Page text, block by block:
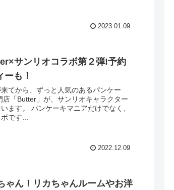
2023.01.09
サンリオコラボ第２弾!予約
も！
てから、ずっと人気のあるパンケー
「Butter」が、サンリオキャラクター
ます。 パンケーキマニアだけでなく、
です...
2022.12.09
ゃん！リカちゃんルームやお洋